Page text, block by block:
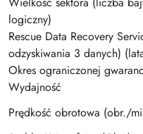
logiczny)
Rescue Data Recovery
odzyskiwania 3 danych)
Okres ograniczonej
Wydajność
Prędkość obrotowa (obr./